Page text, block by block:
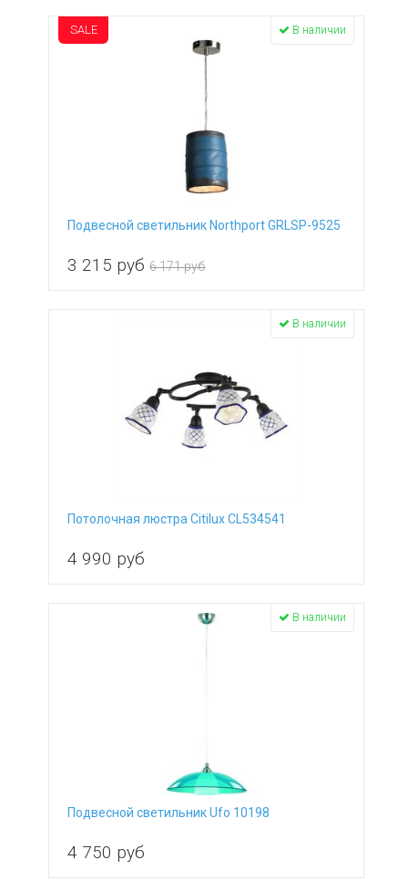
Подвесной светильник Northport GRLSP-9525
3 215 руб 6 171 руб
SALE В наличии
Потолочная люстра Citilux CL534541
4 990 руб
В наличии
Подвесной светильник Ufo 10198
4 750 руб
В наличии